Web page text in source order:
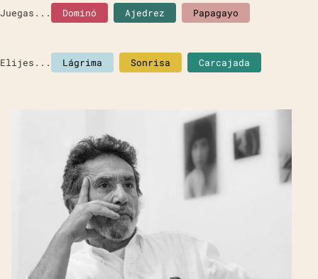
Juegas... Dominó Ajedrez Papagayo
Elijes... Lágrima Sonrisa Carcajada